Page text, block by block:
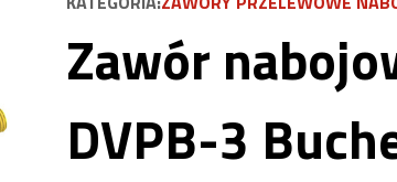
Zawór
DVPB-3